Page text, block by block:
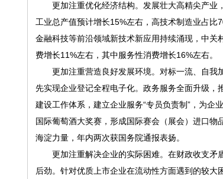
更加注重优化经济结构。发展壮大高精尖产业，
工业总产值预计增长15%左右，高技术制造业占比
金融科技等前沿领域新技术新应用持续涌现，中
费增长11%左右，其中服务性消费增长16%左右。
更加注重营造良好发展环境。对标一流、自我
先实现企业登记全程电子化。政务服务全面升级，
建设工作体系，建立企业服务“专员负责制”，为企
国际葡萄酒大奖赛，形成国际赛会（展会）进口
海淀力量，年内两次获国务院通报表扬。
更加注重解决企业的实际困难。在财政收支矛
后劲。针对优质上市企业在流动性方面遇到的较